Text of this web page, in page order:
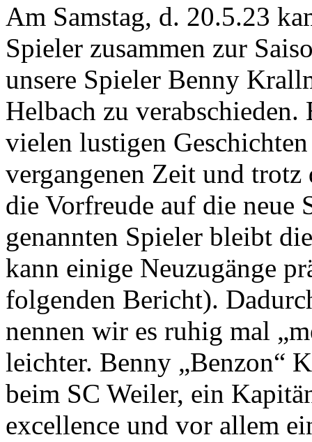
Am Samstag, d. 20.5.23
Spieler zusammen zur
unsere Spieler Benny
Helbach zu
vielen lustigen
vergangenen Zeit und trotz
die Vorfreude auf die neue
genannten Spieler bleibt
kann einige Neuzugänge
folgenden Bericht).
nennen wir es ruhig mal
leichter. Benny „Benzon“
beim SC Weiler, ein
excellence und vor allem